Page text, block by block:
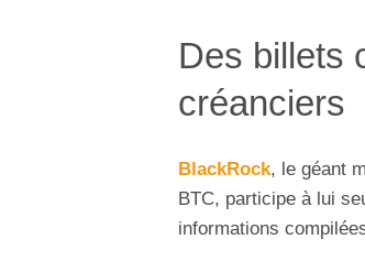
Des billets
créanciers
BlackRock, le géant
BTC, participe à lui
informations